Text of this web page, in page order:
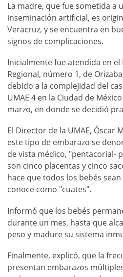
La madre, que fue sometida a
inseminación artificial, es
Veracruz, y se encuentra en
signos de complicaciones.
Inicialmente fue atendida en
Regional, número 1, de
debido a la complejidad del
UMAE 4 en la Ciudad de
marzo, en donde se decidió
El Director de la UMAE, Óscar
este tipo de embarazo se
de vista médico, "pentacorial-
son cinco placentas y cinco
hace que todos los bebés
conoce como "cuates".
Informó que los bebés
durante un mes, hasta que
peso y madure su sistema
Finalmente, explicó, que la
presentan embarazos